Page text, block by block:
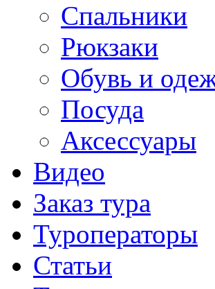
Спальники
Рюкзаки
Обувь и
Посуда
Аксессуары
Видео
Заказ тура
Туроператоры
Статьи